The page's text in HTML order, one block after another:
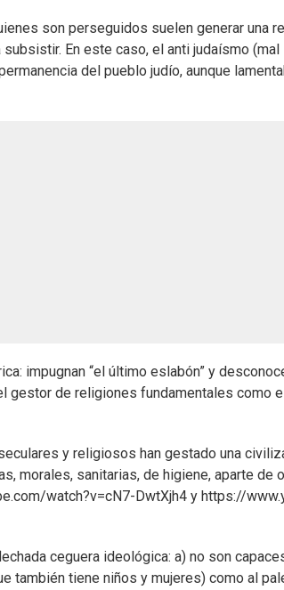
son perseguidos suelen generar una
En este caso, el anti judaísmo
del pueblo judío, aunque
impugnan “el último eslabón” y
gestor de religiones fundamentales como
y religiosos han gestado una
morales, sanitarias, de higiene, aparte
watch?v=cN7-DwtXjh4 y https://
ceguera ideológica: a) no son
también tiene niños y mujeres) como al